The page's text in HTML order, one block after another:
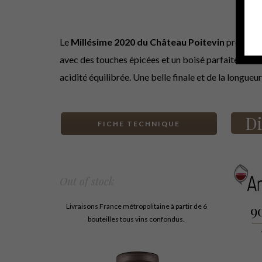
Le Millésime 2020 du Château Poitevin
avec des touches épicées et un boisé
acidité équilibrée. Une belle finale et de la
Livraisons France métropolitaine à partir de 6
bouteilles tous vins confondus.
FICHE TECHNIQUE